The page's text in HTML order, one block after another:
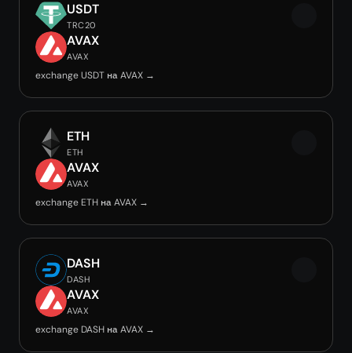
USDT
TRC20
AVAX
AVAX
exchange USDT на AVAX →
ETH
ETH
AVAX
AVAX
exchange ETH на AVAX →
DASH
DASH
AVAX
AVAX
exchange DASH на AVAX →